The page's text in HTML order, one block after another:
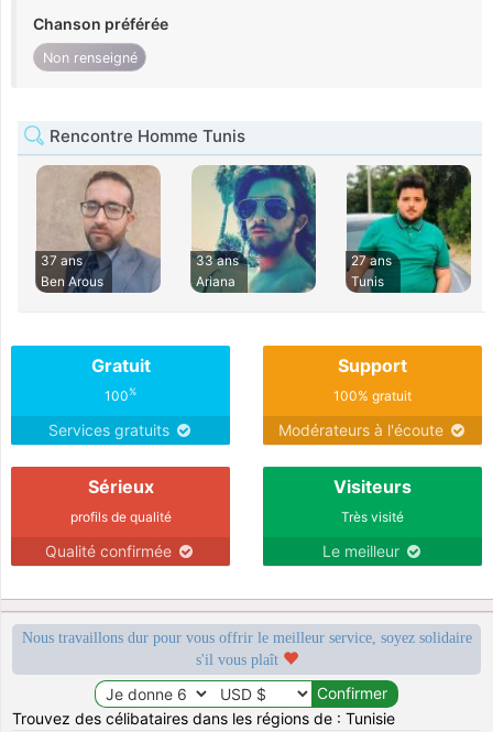
Chanson préférée
Non renseigné
Rencontre Homme Tunis
37 ans
Ben Arous
33 ans
Ariana
27 ans
Tunis
Gratuit
100%
Services gratuits
Support
100% gratuit
Modérateurs à l'écoute
Sérieux
profils de qualité
Qualité confirmée
Visiteurs
Très visité
Le meilleur
Nous travaillons dur pour vous offrir le meilleur service, soyez solidaire
s'il vous plaît
Trouvez des célibataires dans les régions de : Tunisie